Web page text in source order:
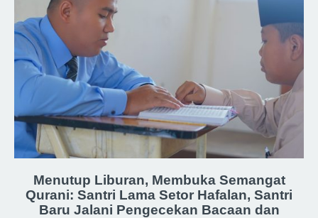
Menutup Liburan, Membuka Semangat
Qurani: Santri Lama Setor Hafalan, Santri
Baru Jalani Pengecekan Bacaan dan